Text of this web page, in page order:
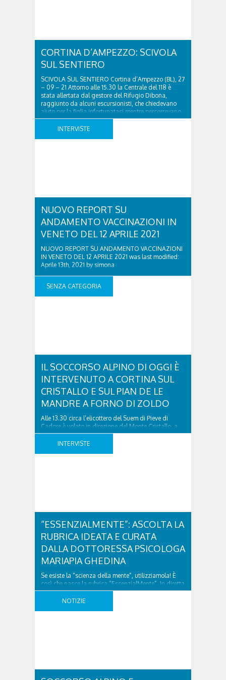
locale e turistico, con una messinscena ..
CORTINA D’AMPEZZO: SCIVOLA
SUL SENTIERO
SCIVOLA SUL SENTIERO Cortina d’Ampezzo (BL), 27
– 09 – 21 Attorno alle 15.30 la Centrale del 118 è
stata allertata dal gestore del Rifugio Dibona,
raggiunto da alcuni escursionisti, che chiedevano
aiuto per la figlia infortunatasi mentre percorrevano
il sentiero numero 403, in discesa dal Giussani.
Attivato il Soccorso alpino di Cortina, una squadra ..
INTERVISTE
NUOVO REPORT SU
ANDAMENTO VACCINAZIONI IN
VENETO DEL 12 APRILE 2021
NUOVO REPORT SU ANDAMENTO VACCINAZIONI
IN VENETO DEL 12 APRILE 2021 was last modified:
Aprile 13th, 2021 by simona
SENZA CATEGORIA
IL SOCCORSO ALPINO DI OGGI È
INTERVENUTO A CORTINA SUL
CRISTALLO E SUL PIAN DE LE
MANDRE A FORNO DI ZOLDO
Alle 13.30 circa l’elicottero del Suem di Pieve di
Cadore è volato in direzione del Monte Cristallo, a
Cortina d’Ampezzo, dove, dopo essere salito
assieme ad amici con gli sci d’alpinismo, un uomo si
INTERVISTE
“ESSENZIALMENTE”: ASCOLTA LA
RUBRICA IDEATA E CURATA
DALLA DOTTORESSA PSICOLOGA
MARIAPIA GHEDINA
Se esiste la “scienza della mente”, utilizziamola! È
così che nasce la rubrica “EssenzialMente”. In diretta
a Radio Cortina, approfondirò un tema attuale di
psicologia e di comune interesse. Quale argomento
NOTIZIE